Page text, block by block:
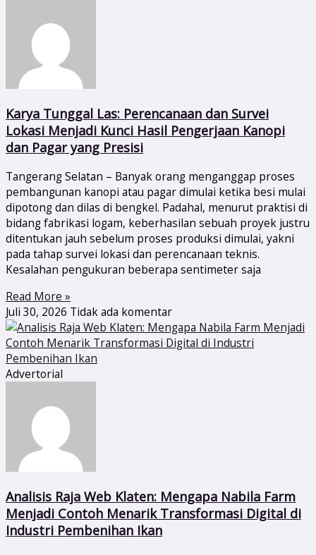
Karya Tunggal Las: Perencanaan dan Survei
Lokasi Menjadi Kunci Hasil Pengerjaan Kanopi
dan Pagar yang Presisi
Tangerang Selatan – Banyak orang menganggap proses
pembangunan kanopi atau pagar dimulai ketika besi mulai
dipotong dan dilas di bengkel. Padahal, menurut praktisi di
bidang fabrikasi logam, keberhasilan sebuah proyek justru
ditentukan jauh sebelum proses produksi dimulai, yakni
pada tahap survei lokasi dan perencanaan teknis.
Kesalahan pengukuran beberapa sentimeter saja
Read More »
Juli 30, 2026 Tidak ada komentar
Advertorial
Analisis Raja Web Klaten: Mengapa Nabila Farm
Menjadi Contoh Menarik Transformasi Digital di
Industri Pembenihan Ikan